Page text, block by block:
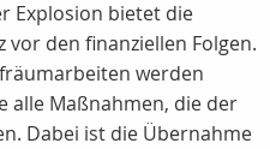
Explosion bietet die
vor den finanziellen Folgen.
werden
alle Maßnahmen, die der
Dabei ist die Übernahme